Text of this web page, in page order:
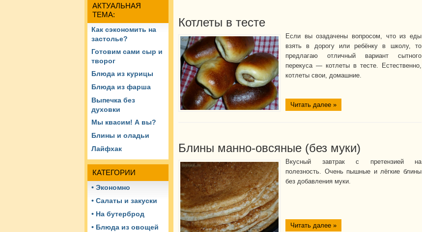
АКТУАЛЬНАЯ
ТЕМА:
Как сэкономить на
застолье?
Готовим сами сыр и
творог
Блюда из курицы
Блюда из фарша
Выпечка без
духовки
Мы квасим! А вы?
Блины и оладьи
Лайфхак
КАТЕГОРИИ
• Экономно
• Салаты и закуски
• На бутерброд
• Блюда из овощей
Котлеты в тесте
Если вы озадачены вопросом, что из еды
взять в дорогу или ребёнку в школу, то
предлагаю отличный вариант сытного
перекуса — котлеты в тесте. Естественно,
котлеты свои, домашние.
Читать далее »
Блины манно-овсяные (без муки)
Вкусный завтрак с претензией на
полезность. Очень пышные и лёгкие блины
без добавления муки.
Читать далее »